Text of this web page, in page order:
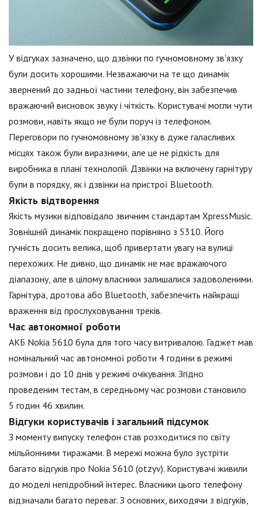
У відгуках зазначено, що дзвінки по гучномовному зв'язку
були досить хорошими. Незважаючи на те що динамік
звернений до задньої частини телефону, він забезпечив
вражаючий висновок звуку і чіткість. Користувачі могли чути
розмови, навіть якщо не були поруч із телефоном.
Переговори по гучномовному зв'язку в дуже галасливих
місцях також були виразними, але це не рідкість для
виробника в плані технологій. Дзвінки на включену гарнітуру
були в порядку, як і дзвінки на пристрої Bluetooth.
Якість відтворення
Якість музики відповідало звичним стандартам XpressMusic.
Зовнішній динамік покращено порівняно з 5310. Його
гучність досить велика, щоб привертати увагу на вулиці
перехожих. Не дивно, що динамік не має вражаючого
діапазону, але в цілому власники залишалися задоволеними.
Гарнітура, дротова або Bluetooth, забезпечить найкращі
враження від прослуховування треків.
Час автономної роботи
АКБ Nokia 5610 була для того часу витривалою. Гаджет мав
номінальний час автономної роботи 4 години в режимі
розмови і до 10 днів у режимі очікування. Згідно
проведеним тестам, в середньому час розмови становило
5 годин 46 хвилин.
Відгуки користувачів і загальний підсумок
З моменту випуску телефон став розходитися по світу
мільйонними тиражами. В мережі можна було зустріти
багато відгуків про Nokia 5610 (otzyv). Користувачі живили
до моделі непідробний інтерес. Власники цього телефону
відзначали багато переваг. З основних, виходячи з відгуків,